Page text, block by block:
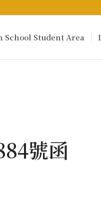
School Student Area
號函